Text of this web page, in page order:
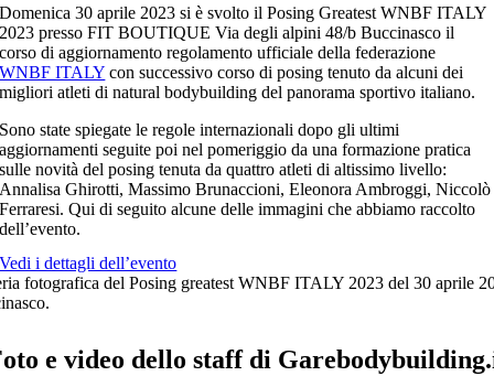
Domenica 30 aprile 2023 si è svolto il Posing Greatest WNBF ITALY
2023 presso FIT BOUTIQUE Via degli alpini 48/b Buccinasco il
corso di aggiornamento regolamento ufficiale della federazione
WNBF ITALY con successivo corso di posing tenuto da alcuni dei
migliori atleti di natural bodybuilding del panorama sportivo italiano.
Sono state spiegate le regole internazionali dopo gli ultimi
aggiornamenti seguite poi nel pomeriggio da una formazione pratica
sulle novità del posing tenuta da quattro atleti di altissimo livello:
Annalisa Ghirotti, Massimo Brunaccioni, Eleonora Ambroggi, Niccolò
Ferraresi. Qui di seguito alcune delle immagini che abbiamo raccolto
dell’evento.
Vedi i dettagli dell’evento
fotografica del Posing greatest WNBF ITALY 2023 del 30 aprile
e video dello staff di